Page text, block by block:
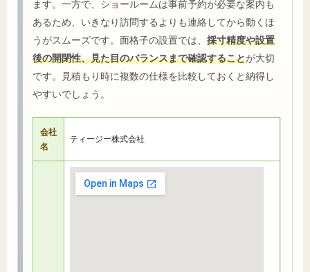
ます。一方で、ショールームは事前予約が必要な案内も
あるため、いきなり訪問するよりも連絡してから動くほ
うがスムーズです。面格子の設置では、 採寸精度や設置
後の開閉性、見た目のバランスまで確認することが大切
です。見積もり時に複数の仕様を比較しておくと納得し
やすいでしょう。
会社
名
ティージー株式会社